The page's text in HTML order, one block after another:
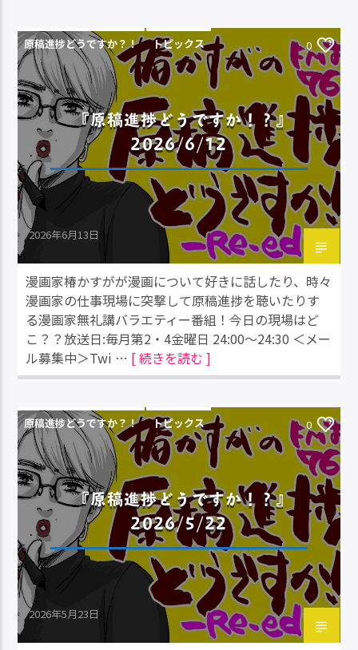
原稿進捗どうですか？！ トピックス 0
『原稿進捗どうですか！？』
2026/6/12
2026年6月13日
漫画家椿かすがが漫画について好きに話したり、時々
漫画家の仕事現場に突撃して原稿進捗を聴いたりす
る漫画家無礼講バラエティー番組！今日の現場はど
こ？？放送日:毎月第2・4金曜日 24:00～24:30 ＜メー
ル募集中＞Twi … [ 続きを読む ]
原稿進捗どうですか？！ トピックス 0
『原稿進捗どうですか！？』
2026/5/22
2026年5月23日